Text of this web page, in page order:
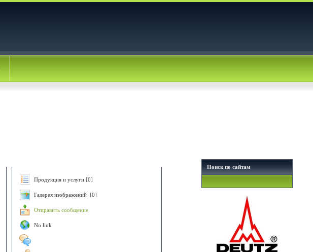
Продукция и услуги [0]
Галерея изображений [0]
Отправить сообщение
No link
Поиск по сайтам